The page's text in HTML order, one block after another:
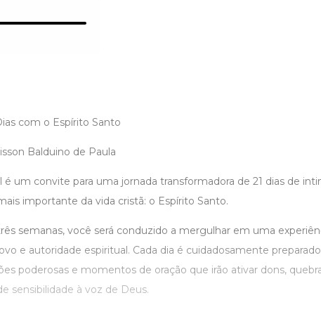
com o Espírito Santo
Balduino de Paula
é um convite para uma jornada transformadora de 21 dias de
importante da vida cristã: o Espírito Santo.
semanas, você será conduzido a mergulhar em uma
e autoridade espiritual. Cada dia é cuidadosamente
poderosas e momentos de oração que irão ativar dons,
sensibilidade à voz de Deus.